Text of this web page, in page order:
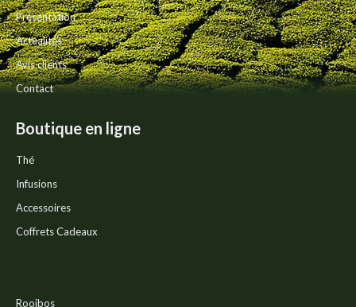
Présentation
Actualités
Avis clients
Contact
Boutique en ligne
Thé
Infusions
Accessoires
Coffrets Cadeaux
Rooibos